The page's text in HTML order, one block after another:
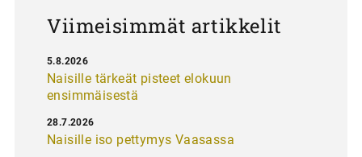
Viimeisimmät artikkelit
Naisille tärkeät pisteet elokuun
ensimmäisestä
5.8.2026
Naisille iso pettymys Vaasassa
28.7.2026